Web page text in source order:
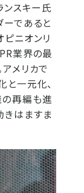
ンスキー氏
ーであると
ピニオンリ
業界の最
メリカで
と一元化、
の再編も進
きはますま